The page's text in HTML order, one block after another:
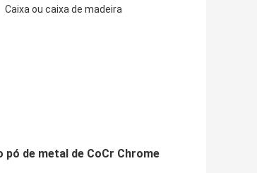
Caixa ou caixa de madeira
pó de metal de CoCr Chrome